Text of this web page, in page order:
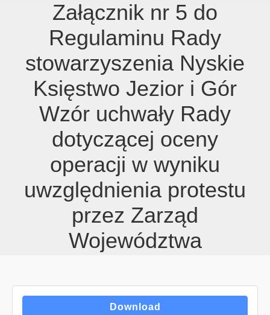
Załącznik nr 5 do
Regulaminu Rady
stowarzyszenia Nyskie
Księstwo Jezior i Gór
Wzór uchwały Rady
dotyczącej oceny
operacji w wyniku
uwzględnienia protestu
przez Zarząd
Województwa
Download